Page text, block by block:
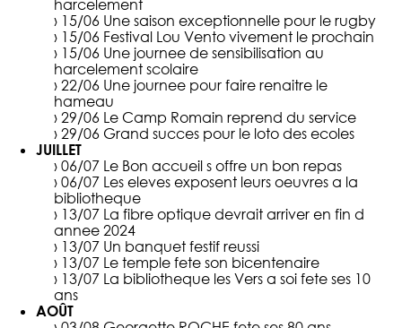
harcelement
› 15/06 Une saison exceptionnelle pour le rugby
› 15/06 Festival Lou Vento vivement le prochain
› 15/06 Une journee de sensibilisation au
harcelement scolaire
› 22/06 Une journee pour faire renaitre le
hameau
› 29/06 Le Camp Romain reprend du service
› 29/06 Grand succes pour le loto des ecoles
JUILLET
› 06/07 Le Bon accueil s offre un bon repas
› 06/07 Les eleves exposent leurs oeuvres a la
bibliotheque
› 13/07 La fibre optique devrait arriver en fin d
annee 2024
› 13/07 Un banquet festif reussi
› 13/07 Le temple fete son bicentenaire
› 13/07 La bibliotheque les Vers a soi fete ses 10
ans
AOÛT